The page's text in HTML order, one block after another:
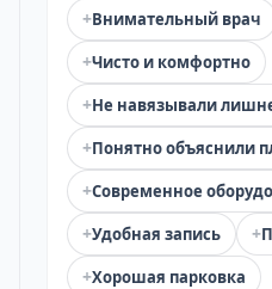
+Внимательный врач
+Чисто и комфортно
+Не навязывали
+Понятно объяснили
+Современное
+Удобная запись +
+Хорошая парковка